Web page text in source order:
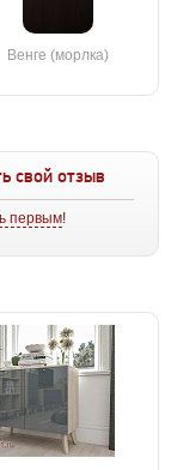
Венге (морлка)
свой отзыв
первым!